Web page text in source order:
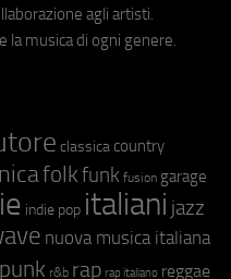
agli artisti.
la musica di ogni genere.
classica country
folkfunk fusion garage
indie pop italiani jazz
nuova musica italiana
punk r&b rap rap italiano reggae